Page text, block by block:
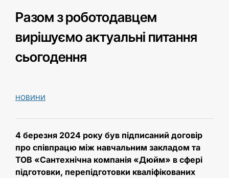
Разом з роботодавцем
вирішуємо актуальні питання
сьогодення
НОВИНИ
4 березня 2024 року був підписаний договір
про співпрацю між навчальним закладом та
ТОВ «Сантехнічна компанія «Дюйм» в сфері
підготовки, перепідготовки кваліфікованих